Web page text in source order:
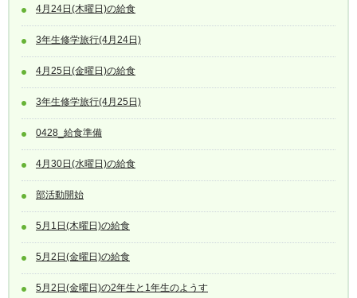
4月24日(木曜日)の給食
3年生修学旅行(4月24日)
4月25日(金曜日)の給食
3年生修学旅行(4月25日)
0428_給食準備
4月30日(水曜日)の給食
部活動開始
5月1日(木曜日)の給食
5月2日(金曜日)の給食
5月2日(金曜日)の2年生と1年生のようす